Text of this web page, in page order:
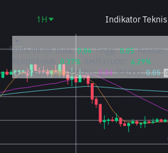
1H Indikator Teknis
2026/08/09 Buka: 0.04 Tinggi: 0.05 Rendah:
PERUBAHAN:
0.37%
6.29%
MA(7): 0.04 MA(25): 0.04 MA(99): 0.05